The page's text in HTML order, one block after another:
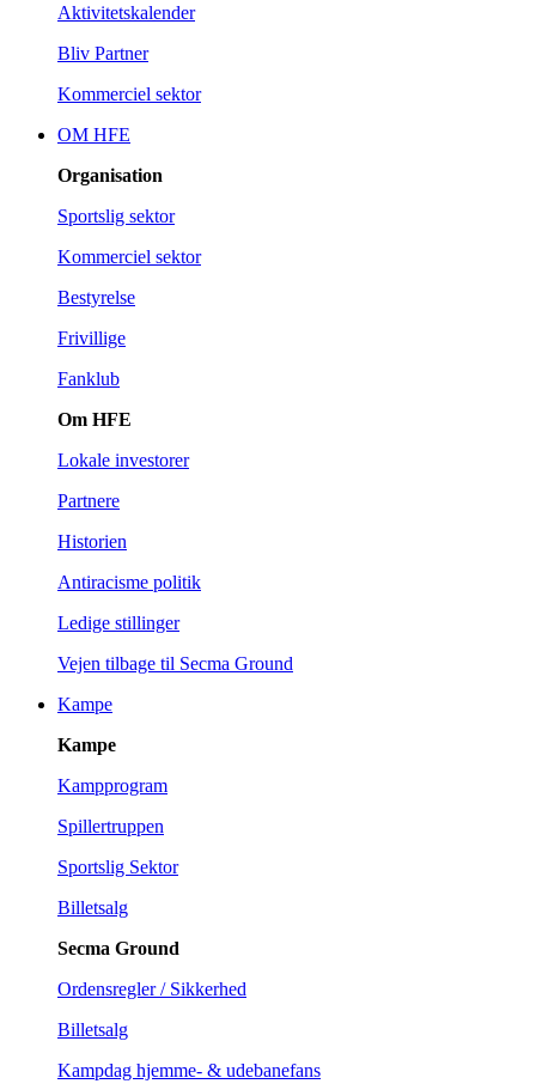
Aktivitetskalender
Bliv Partner
Kommerciel sektor
OM HFE
Organisation
Sportslig sektor
Kommerciel sektor
Bestyrelse
Frivillige
Fanklub
Om HFE
Lokale investorer
Partnere
Historien
Antiracisme politik
Ledige stillinger
Vejen tilbage til Secma Ground
Kampe
Kampe
Kampprogram
Spillertruppen
Sportslig Sektor
Billetsalg
Secma Ground
Ordensregler / Sikkerhed
Billetsalg
Kampdag hjemme- & udebanefans